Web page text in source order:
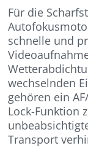
Für die
schnelle und
wechselnden
gehören ein
Lock-Funktion
Transport